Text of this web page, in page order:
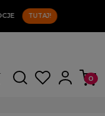
TUTAJ!